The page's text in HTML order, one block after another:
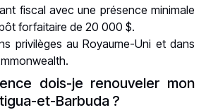
fiscal avec une présence minimale
forfaitaire de 20 000 $.
privilèges au Royaume-Uni et dans
dois-je renouveler mon
et-Barbuda ?